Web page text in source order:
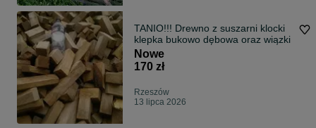
TANIO!!! Drewno z suszarni klocki
klepka bukowo dębowa oraz wiązki
Nowe
170 zł
Rzeszów
13 lipca 2026